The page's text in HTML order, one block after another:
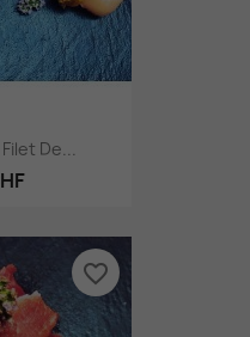
De...
favorite_border